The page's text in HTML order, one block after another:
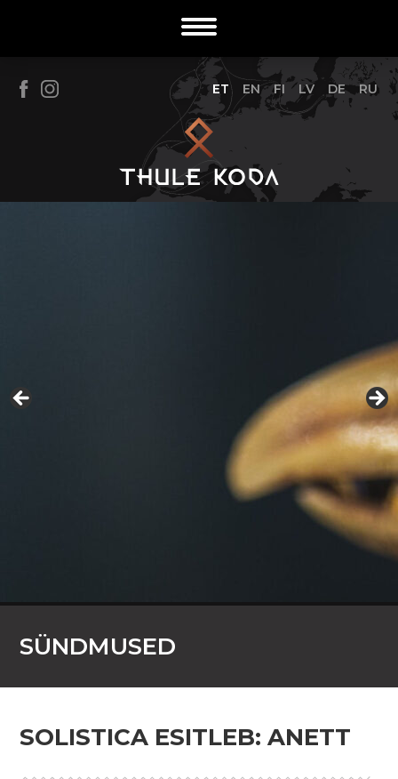
ET EN FI LV DE RU
SÜNDMUSED
SOLISTICA ESITLEB: ANETT